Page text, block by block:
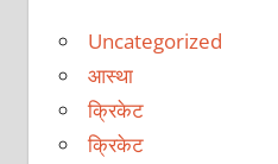
Uncategorized
आस्था
क्रिकेट
क्रिकेट